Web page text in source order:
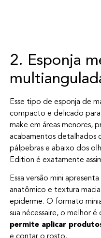
2. Esponja
Esse tipo de esponja de
compacto e delicado
make em áreas menores,
acabamentos detalhados
pálpebras e abaixo dos
Edition é exatamente
Essa versão mini
anatômico e textura
epiderme. O formato
sua nécessaire, o melhor é
permite aplicar